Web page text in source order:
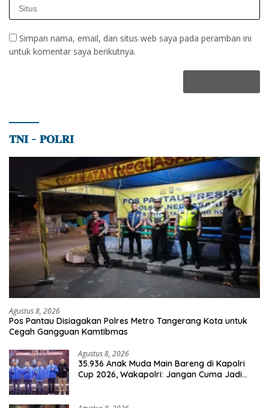
Simpan nama, email, dan situs web saya pada peramban ini
untuk komentar saya berikutnya.
𝐓𝐍𝐈 – 𝐏𝐎𝐋𝐑𝐈
Agustus 8, 2026
Pos Pantau Disiagakan Polres Metro Tangerang Kota untuk
Cegah Gangguan Kamtibmas
Agustus 8, 2026
35.936 Anak Muda Main Bareng di Kapolri
Cup 2026, Wakapolri: Jangan Cuma Jadi